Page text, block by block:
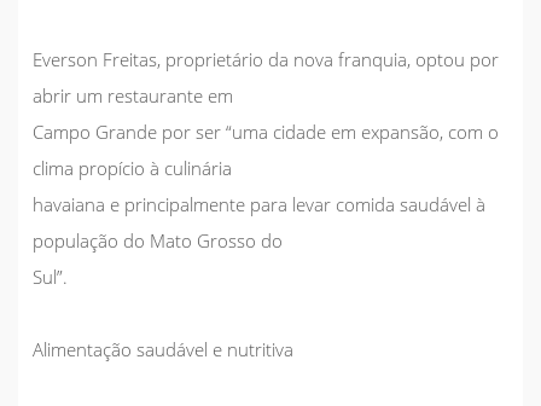
Everson Freitas, proprietário da nova franquia, optou por
abrir um restaurante em
Campo Grande por ser “uma cidade em expansão, com o
clima propício à culinária
havaiana e principalmente para levar comida saudável à
população do Mato Grosso do
Sul”.
Alimentação saudável e nutritiva